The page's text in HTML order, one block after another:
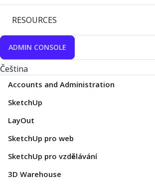
RESOURCES
ADMIN CONSOLE
Čeština
Accounts and Administration
SketchUp
LayOut
SketchUp pro web
SketchUp pro vzdělávání
3D Warehouse